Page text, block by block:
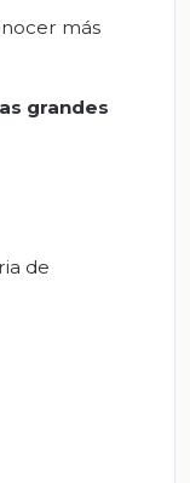
más
grandes
de